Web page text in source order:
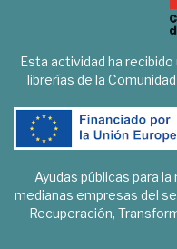
Esta actividad ha recibido
librerías de la
Ayudas públicas para
medianas empresas del
Recuperación,